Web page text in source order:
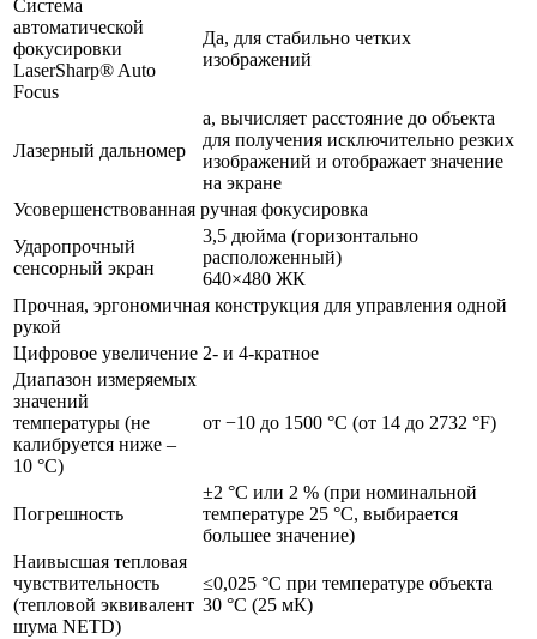
Система
автоматической
фокусировки
LaserSharp® Auto
Focus
Да, для стабильно четких
изображений
Лазерный дальномер
а, вычисляет расстояние до объекта
для получения исключительно резких
изображений и отображает значение
на экране
Усовершенствованная ручная фокусировка
Ударопрочный
сенсорный экран
3,5 дюйма (горизонтально
расположенный)
640×480 ЖК
Прочная, эргономичная конструкция для управления одной
рукой
Цифровое увеличение 2- и 4-кратное
Диапазон измеряемых
значений
температуры (не
калибруется ниже –
10 °C)
от −10 до 1500 °C (от 14 до 2732 °F)
Погрешность
±2 °C или 2 % (при номинальной
температуре 25 °C, выбирается
большее значение)
Наивысшая тепловая
чувствительность
(тепловой эквивалент
шума NETD)
≤0,025 °C при температуре объекта
30 °C (25 мК)